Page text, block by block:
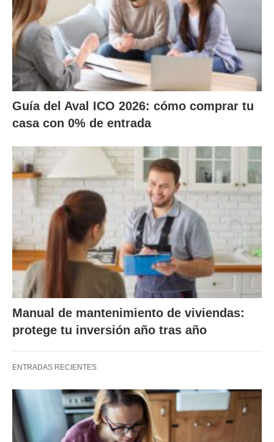
Guía del Aval ICO 2026: cómo comprar tu
casa con 0% de entrada
Manual de mantenimiento de viviendas:
protege tu inversión año tras año
ENTRADAS RECIENTES